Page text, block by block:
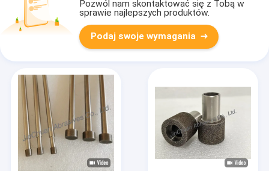
Pozwól nam skontaktować się z Tobą w
sprawie najlepszych produktów.
Podaj swoje wymagania